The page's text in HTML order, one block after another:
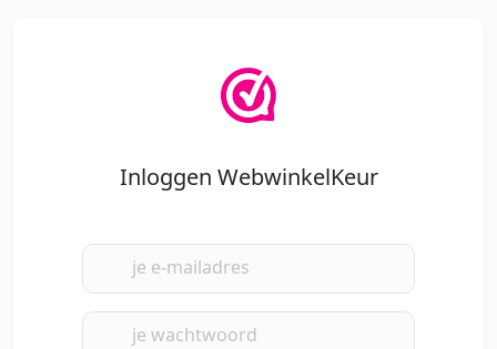
Inloggen WebwinkelKeur
je e-mailadres
je wachtwoord